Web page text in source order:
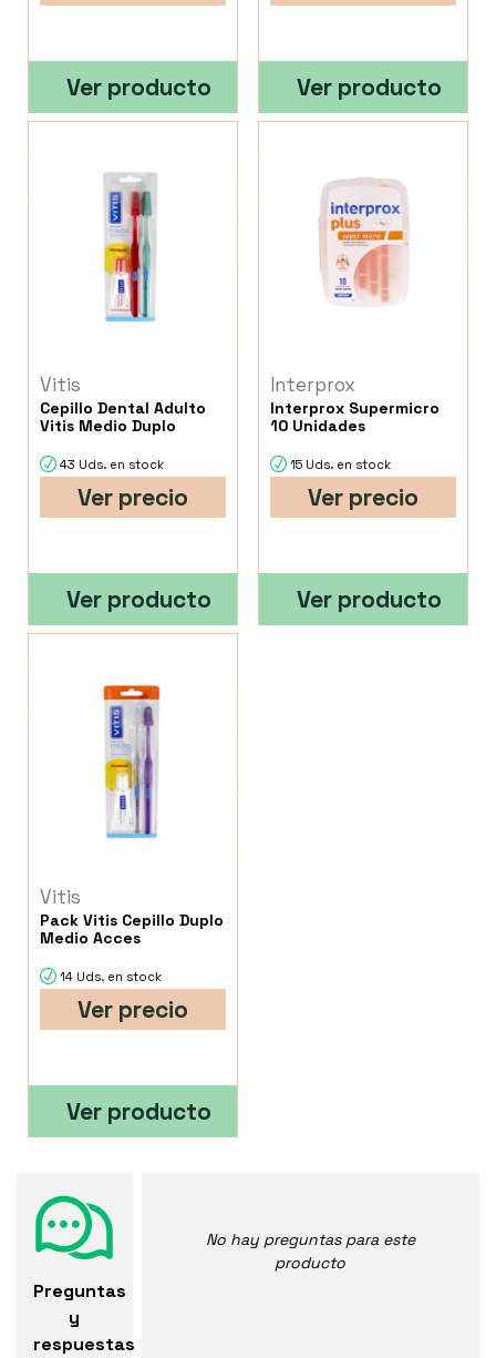
Ver producto Ver producto
Vitis
Cepillo Dental Adulto
Vitis Medio Duplo
43 Uds. en stock
Ver precio
Ver producto
Interprox
Interprox Supermicro
10 Unidades
15 Uds. en stock
Ver precio
Ver producto
Vitis
Pack Vitis Cepillo Duplo
Medio Acces
14 Uds. en stock
Ver precio
Ver producto
Preguntas
y
respuestas
No hay preguntas para este
producto